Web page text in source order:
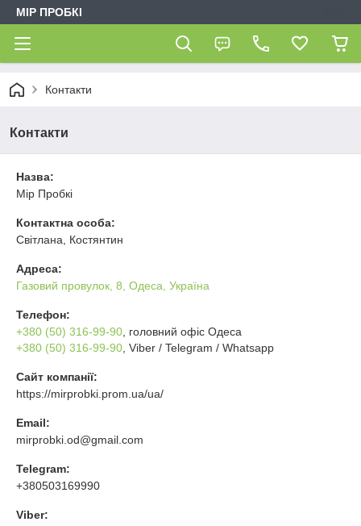
МІР ПРОБКІ
Контакти
Контакти
Назва:
Мір Пробкі
Контактна особа:
Світлана, Костянтин
Адреса:
Газовий провулок, 8, Одеса, Україна
Телефон:
+380 (50) 316-99-90 , головний офіс Одеса
+380 (50) 316-99-90 , Viber / Telegram / Whatsapp
Сайт компанії:
https://mirprobki.prom.ua/ua/
Email:
mirprobki.od@gmail.com
Telegram:
+380503169990
Viber: